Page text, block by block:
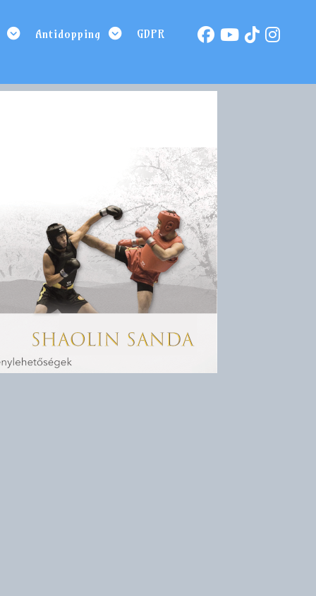
Antidopping GDPR